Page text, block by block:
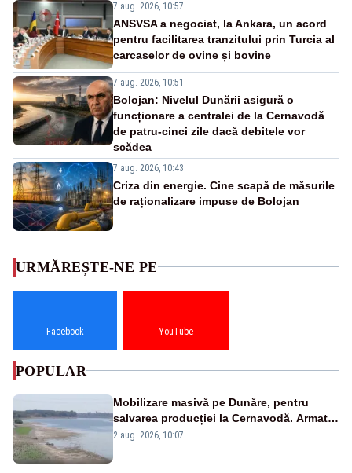
7 aug. 2026, 10:57
ANSVSA a negociat, la Ankara, un acord
pentru facilitarea tranzitului prin Turcia al
carcaselor de ovine și bovine
7 aug. 2026, 10:51
Bolojan: Nivelul Dunării asigură o
funcționare a centralei de la Cernavodă
de patru-cinci zile dacă debitele vor
scădea
7 aug. 2026, 10:43
Criza din energie. Cine scapă de măsurile
de raționalizare impuse de Bolojan
URMĂREȘTE-NE PE
Facebook YouTube
POPULAR
Mobilizare masivă pe Dunăre, pentru
salvarea producției la Cernavodă. Armata
va detona o stâncă și va devia apa
2 aug. 2026, 10:07